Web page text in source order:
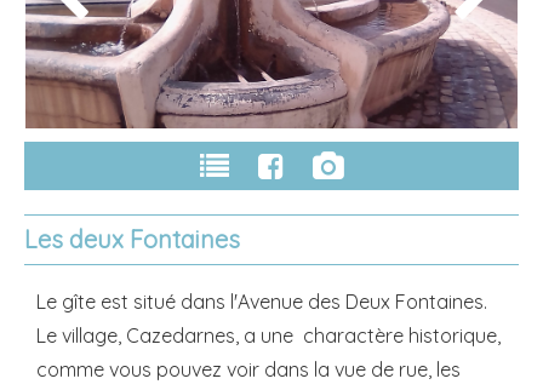
Les deux Fontaines
Le gîte est situé dans l'Avenue des Deux Fontaines.
Le village, Cazedarnes, a une charactère historique,
comme vous pouvez voir dans la vue de rue, les